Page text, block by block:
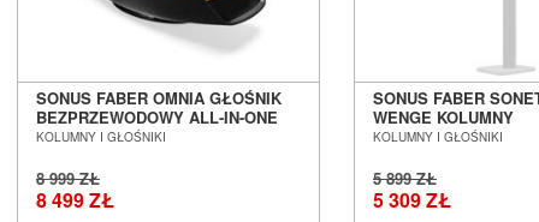
Omnimount
Onkyo
Opera Loudspeakers
Optoma
Ortofon
SONUS FABER OMNIA GŁOŚNIK
BEZPRZEWODOWY ALL-IN-ONE
SALON POZNAŃ WROCŁAW
KOLUMNY I GŁOŚNIKI
8 999 ZŁ
8 499 ZŁ
SONUS FABER
WENGE KOLUMNY
PODSTAWKOWE
KOLUMNY I GŁOŚNIKI
5 899 ZŁ
5 309 ZŁ